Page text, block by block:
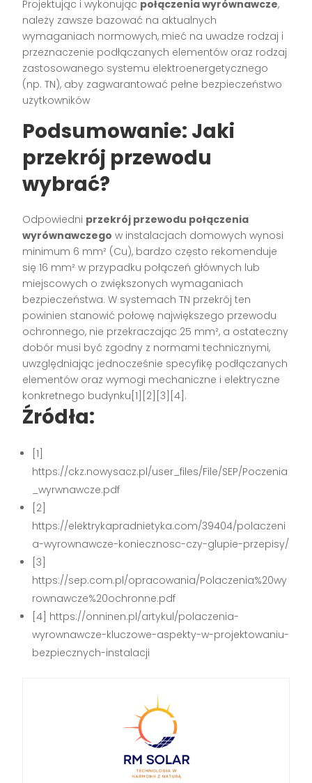
Projektując i wykonując połączenia wyrównawcze,
należy zawsze bazować na aktualnych
wymaganiach normowych, mieć na uwadze rodzaj i
przeznaczenie podłączanych elementów oraz rodzaj
zastosowanego systemu elektroenergetycznego
(np. TN), aby zagwarantować pełne bezpieczeństwo
użytkowników
Podsumowanie: Jaki
przekrój przewodu
wybrać?
Odpowiedni przekrój przewodu połączenia
wyrównawczego w instalacjach domowych wynosi
minimum 6 mm² (Cu), bardzo często rekomenduje
się 16 mm² w przypadku połączeń głównych lub
miejscowych o zwiększonych wymaganiach
bezpieczeństwa. W systemach TN przekrój ten
powinien stanowić połowę największego przewodu
ochronnego, nie przekraczając 25 mm², a ostateczny
dobór musi być zgodny z normami technicznymi,
uwzględniając jednocześnie specyfikę podłączanych
elementów oraz wymogi mechaniczne i elektryczne
konkretnego budynku[1][2][3][4].
Źródła:
[1]
https://ckz.nowysacz.pl/user_files/File/SEP/Poczenia
_wyrwnawcze.pdf
[2]
https://elektrykapradnietyka.com/39404/polaczeni
a-wyrownawcze-koniecznosc-czy-glupie-przepisy/
[3]
https://sep.com.pl/opracowania/Polaczenia%20wy
rownawcze%20ochronne.pdf
[4] https://onninen.pl/artykul/polaczenia-
wyrownawcze-kluczowe-aspekty-w-projektowaniu-
bezpiecznych-instalacji